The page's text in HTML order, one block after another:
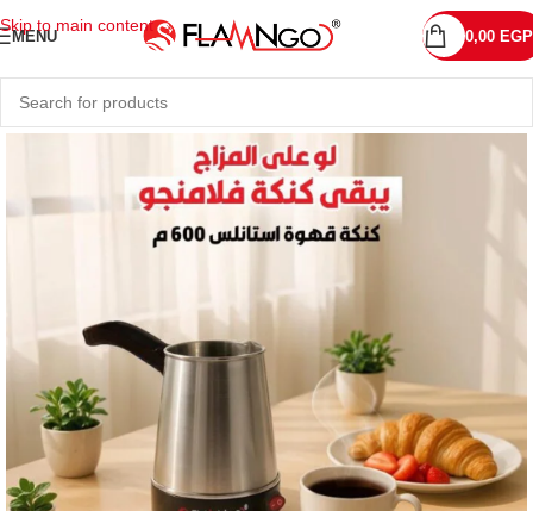
Skip to main content
MENU 0,00 EGP